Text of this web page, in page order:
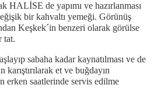
HALİSE de yapımı ve hazırlanması
bir kahvaltı yemeği. Görünüş
Keşkek´in benzeri olarak görülse
tat.
sabaha kadar kaynatılması ve de
et ve buğdayın
erken saatlerinde servis edilme